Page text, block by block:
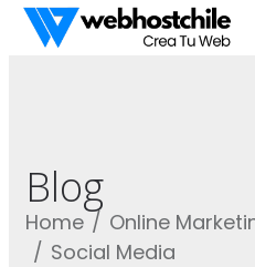
Blog
Home Online
Social Media